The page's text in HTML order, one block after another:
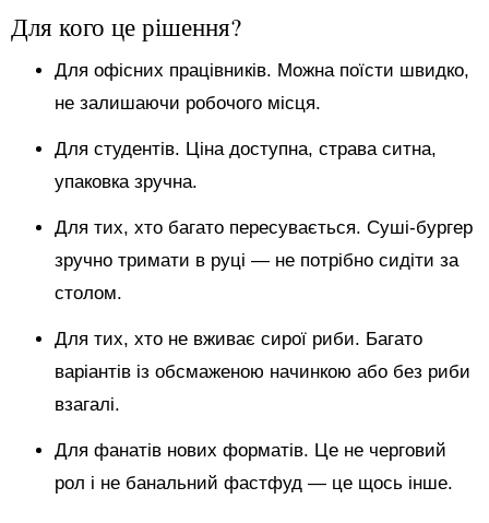
Для кого це рішення?
Для офісних працівників. Можна поїсти швидко,
не залишаючи робочого місця.
Для студентів. Ціна доступна, страва ситна,
упаковка зручна.
Для тих, хто багато пересувається. Суші-бургер
зручно тримати в руці — не потрібно сидіти за
столом.
Для тих, хто не вживає сирої риби. Багато
варіантів із обсмаженою начинкою або без риби
взагалі.
Для фанатів нових форматів. Це не черговий
рол і не банальний фастфуд — це щось інше.